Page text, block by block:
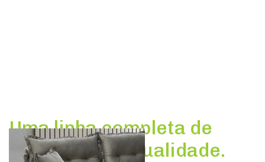
Uma linha completa de
estofados de qualidade.